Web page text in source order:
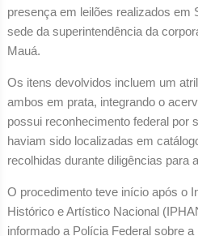
presença em leilões realizados em
sede da superintendência da
Mauá.
Os itens devolvidos incluem um
ambos em prata, integrando o
possui reconhecimento federal por
haviam sido localizadas em
recolhidas durante diligências para
O procedimento teve início após o
Histórico e Artístico Nacional
informado a Polícia Federal sobre